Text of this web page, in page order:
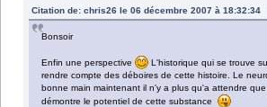
Citation de: chris26 le 06 décembre 2007 à 18:32:34
Bonsoir
Enfin une perspective
L'historique qui se trouve
rendre compte des déboires de cette histoire. Le
bonne main maintenant il n'y a plus qu'a attendre
démontre le potentiel de cette substance